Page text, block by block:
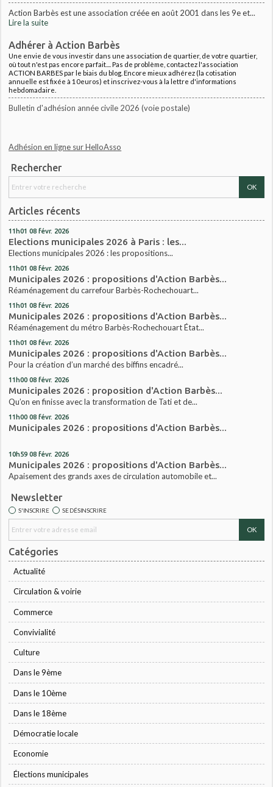
Action Barbès est une association créée en août 2001 dans les 9e et...
Lire la suite
Adhérer à Action Barbès
Une envie de vous investir dans une association de quartier, de votre quartier,
où tout n'est pas encore parfait.... Pas de problème, contactez l'association
ACTION BARBES par le biais du blog. Encore mieux adhérez (la cotisation
annuelle est fixée à 10euros) et inscrivez-vous à la lettre d'informations
hebdomadaire.
Bulletin d'adhésion année civile 2026 (voie postale)
Adhésion en ligne sur HelloAsso
Rechercher
Articles récents
11h01 08 févr. 2026
Elections municipales 2026 à Paris : les...
Elections municipales 2026 : les propositions...
11h01 08 févr. 2026
Municipales 2026 : propositions d'Action Barbès...
Réaménagement du carrefour Barbès-Rochechouart...
11h01 08 févr. 2026
Municipales 2026 : propositions d'Action Barbès...
Réaménagement du métro Barbès-Rochechouart État...
11h01 08 févr. 2026
Municipales 2026 : propositions d'Action Barbès...
Pour la création d’un marché des biffins encadré...
11h00 08 févr. 2026
Municipales 2026 : proposition d'Action Barbès...
Qu’on en finisse avec la transformation de Tati et de...
11h00 08 févr. 2026
Municipales 2026 : propositions d'Action Barbès...
10h59 08 févr. 2026
Municipales 2026 : propositions d'Action Barbès...
Apaisement des grands axes de circulation automobile et...
Newsletter
S'INSCRIRE SE DÉSINSCRIRE
Catégories
Actualité
Circulation & voirie
Commerce
Convivialité
Culture
Dans le 9ème
Dans le 10ème
Dans le 18ème
Démocratie locale
Economie
Élections municipales